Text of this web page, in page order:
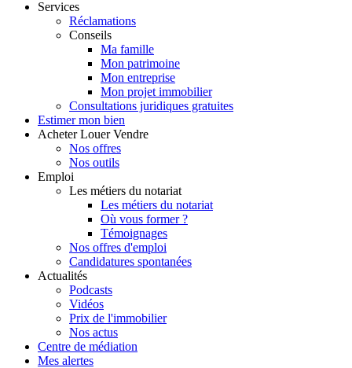
Services
Réclamations
Conseils
Ma famille
Mon patrimoine
Mon entreprise
Mon projet immobilier
Consultations juridiques gratuites
Estimer mon bien
Acheter Louer Vendre
Nos offres
Nos outils
Emploi
Les métiers du notariat
Les métiers du notariat
Où vous former ?
Témoignages
Nos offres d'emploi
Candidatures spontanées
Actualités
Podcasts
Vidéos
Prix de l'immobilier
Nos actus
Centre de médiation
Mes alertes